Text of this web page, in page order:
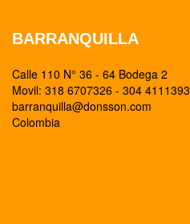
BARRANQUILLA
Calle 110 N° 36 - 64 Bodega 2
Movil: 318 6707326 - 304 4111393
barranquilla@donsson.com
Colombia